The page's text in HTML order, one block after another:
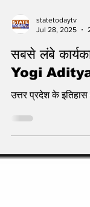
Jul 28, 2025
सबसे लंबे
Yogi
उत्तर प्रदेश के इतिहास